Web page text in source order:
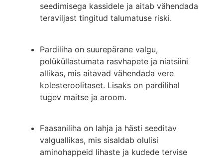
seedimisega kassidele ja aitab vähendada
teraviljast tingitud talumatuse riski.
Pardiliha on suurepärane valgu,
polüküllastumata rasvhapete ja niatsiini
allikas, mis aitavad vähendada vere
kolesteroolitaset. Lisaks on pardilihal
tugev maitse ja aroom.
Faasaniliha on lahja ja hästi seeditav
valguallikas, mis sisaldab olulisi
aminohappeid lihaste ja kudede tervise